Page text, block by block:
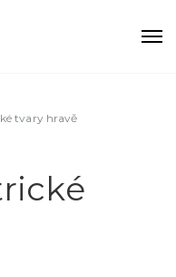
tvary hravě